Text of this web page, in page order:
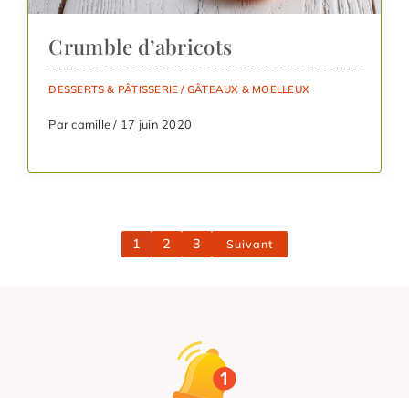
Crumble d’abricots
DESSERTS & PÂTISSERIE / GÂTEAUX & MOELLEUX
Par camille / 17 juin 2020
1 2 3 Suivant